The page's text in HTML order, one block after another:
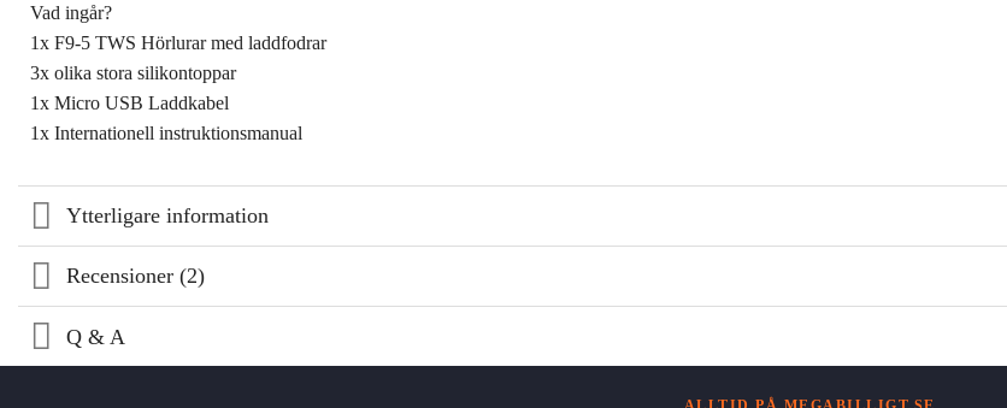
Vad ingår?
1x F9-5 TWS Hörlurar med laddfodrar
3x olika stora silikontoppar
1x Micro USB Laddkabel
1x Internationell instruktionsmanual
Ytterligare information
Recensioner (2)
Q & A